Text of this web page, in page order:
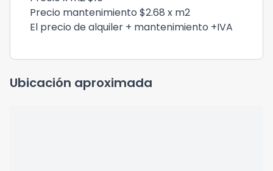
Precio mantenimiento $2.68 x m2
El precio de alquiler + mantenimiento +IVA
Ubicación aproximada